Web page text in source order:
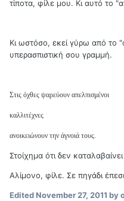
τίποτα, φίλε μου. Κι αυτό το
Κι ωστόσο, εκεί γύρω από το
υπερασπιστική σου γραμμή.
Στις όχθες ψαρεύουν απελπισμένοι
καλλιτέχνες
ανοικειώνουν την άγνοιά τους.
Στοίχημα ότι δεν
Αλίμονο, φίλε. Σε πηγάδι
EditedNovember 27, 2011 by